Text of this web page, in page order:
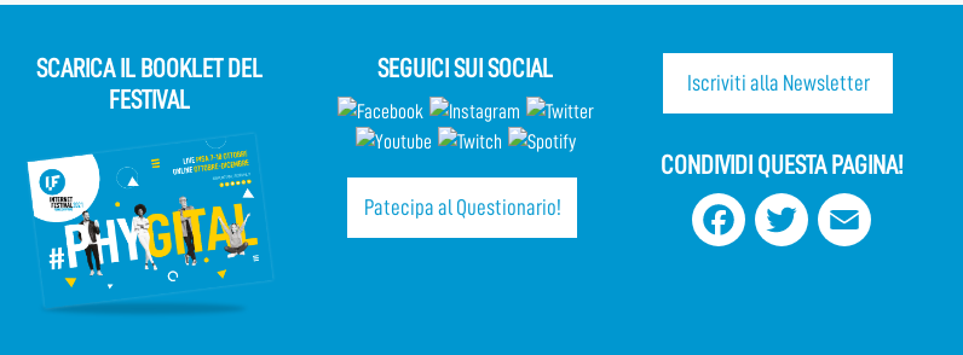
SCARICA IL BOOKLET DEL
FESTIVAL
SEGUICI SUI SOCIAL
Patecipa al Questionario!
Iscriviti alla Newsletter
CONDIVIDI QUESTA PAGINA!
FacebookTwitter Email